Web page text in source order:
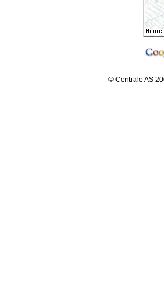
© Centrale AS